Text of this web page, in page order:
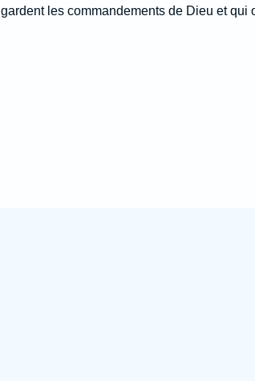
gardent les commandements de Dieu et qui